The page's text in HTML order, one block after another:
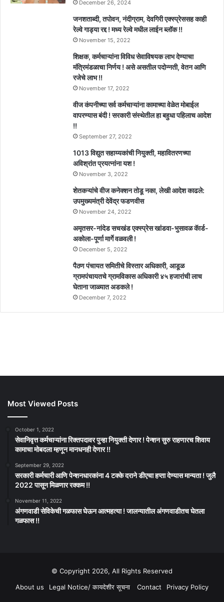
December 26, 2024
जनशताब्दी, तपोवन, नंदीग्राम, देवगिरी एक्स्प्रेससह काही
रेल्वे गाड्या रद्द ! मध्य रेल्वे मधील लाईन ब्लॉक !!
November 15, 2022
शिक्षक, कर्मचाऱ्यांना विविध सेवाविषयक लाभ देण्याचा
मंत्रिमंडळाचा निर्णय ! असे असतील पदोन्नती, वेतन आणि
रजेचे लाभ !!
November 17, 2022
वीज कंपनीच्या सर्व कर्मचाऱ्यांना कामाच्या वेळेत मोबाईल
वापरण्यास बंदी ! सरकारी संस्थेतील हा बहुधा पहिलाच आदेश
!!
September 27, 2022
1013 विद्युत सहाय्यकांची नियुक्ती, महावितरणच्या
अविश्रांत प्रयत्नांना यश !
November 3, 2022
शेतकऱ्यांचे वीज कनेक्शन तोडू नका, लेखी आदेश काढले:
उपमुख्यमंत्री देवेंद्र फडणवीस
November 24, 2022
अमृतसर-नांदेड सचखंड एक्स्प्रेस खांडवा-भुसावळ कॅार्ड-
अकोला-पूर्णा मार्गे वळवली !
December 5, 2022
पैठण पंचायत समितीचे विस्तार अधिकारी, आडूळ
ग्रामपंचायतचे ग्रामविकास अधिकारी ४५ हजारांची लाच
घेताना जाळ्यात अडकले !
December 7, 2022
Most Viewed Posts
October 1, 2022
सेवानिवृत्त कर्मचाऱ्यांना रिक्तपदावर पुन्हा नियुक्ती देणार ! पेन्शन सुरु राहणारच शिवाय
कामाचा मोबदला म्हणून मानधनही देणार !!
September 29, 2022
सरकारी कर्मचारी आणि पेन्शनधारकांना 4 टक्के दराने डीएचा हप्ता देण्यास मान्यता ! जुलै
2022 पासून मिळणार रक्कम !!
November 11, 2022
अंगणवाडी सेविकेची गळफास घेऊन आत्महत्या ! जालन्यातील अंगणवाडीतच घेतला
गळफास !!
© Copyright 2026, All Rights Reserved
About us
Legal Notice/ कायदेशीर सूचना Contact Privacy Policy